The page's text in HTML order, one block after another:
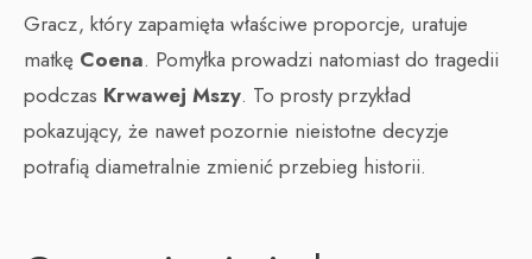
Gracz, który zapamięta właściwe proporcje, uratuje
matkę Coena. Pomyłka prowadzi natomiast do tragedii
podczas Krwawej Mszy. To prosty przykład
pokazujący, że nawet pozornie nieistotne decyzje
potrafią diametralnie zmienić przebieg historii.